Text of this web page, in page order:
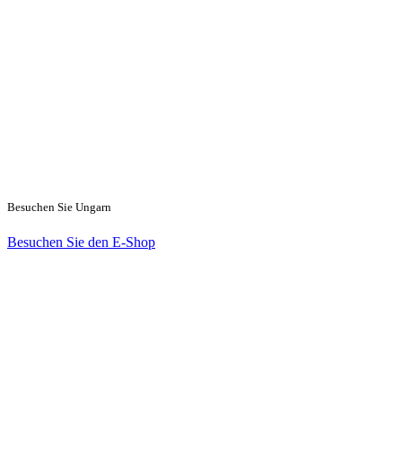
Besuchen Sie Ungarn
Besuchen Sie den E-Shop